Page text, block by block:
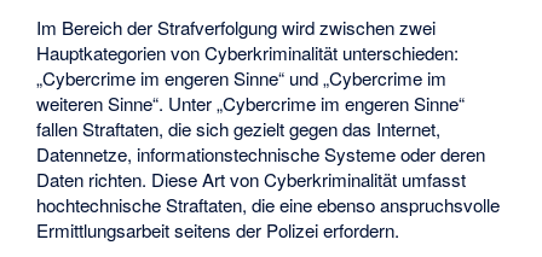
Im Bereich der Strafverfolgung wird zwischen zwei
Hauptkategorien von Cyberkriminalität unterschieden:
„Cybercrime im engeren Sinne“ und „Cybercrime im
weiteren Sinne“. Unter „Cybercrime im engeren Sinne“
fallen Straftaten, die sich gezielt gegen das Internet,
Datennetze, informationstechnische Systeme oder deren
Daten richten. Diese Art von Cyberkriminalität umfasst
hochtechnische Straftaten, die eine ebenso anspruchsvolle
Ermittlungsarbeit seitens der Polizei erfordern.